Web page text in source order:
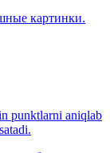
картинки.
punktlarni aniqlab